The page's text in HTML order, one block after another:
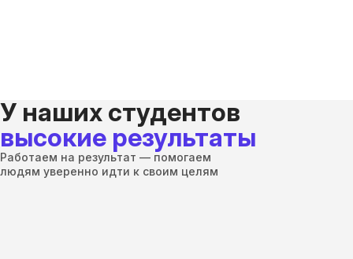
У наших студентов
высокие результаты
Работаем на результат — помогаем
людям уверенно идти к своим целям